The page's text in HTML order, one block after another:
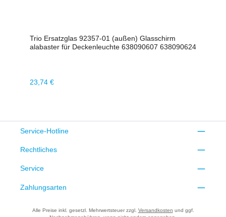
Trio Ersatzglas 92357-01 (außen) Glasschirm
alabaster für Deckenleuchte 638090607 638090624
Regulärer Preis:
23,74 €
Service-Hotline
Rechtliches
Service
Zahlungsarten
Alle Preise inkl. gesetzl. Mehrwertsteuer zzgl. Versandkosten und ggf.